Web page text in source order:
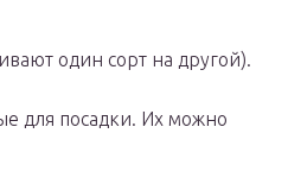
один сорт на другой).
для посадки. Их можно